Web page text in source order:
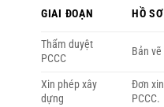
GIAI ĐOẠN HỒ
Thẩm duyệt
PCCC
Bản
Xin phép xây
dựng
Đơn
PCCC.